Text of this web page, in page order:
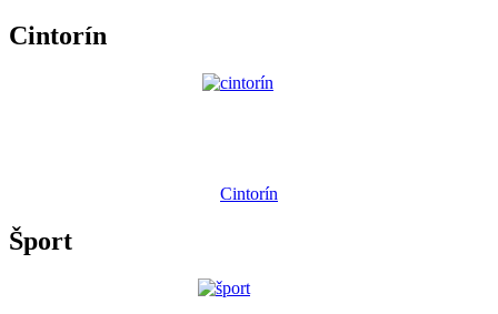
Cintorín
Cintorín
Šport